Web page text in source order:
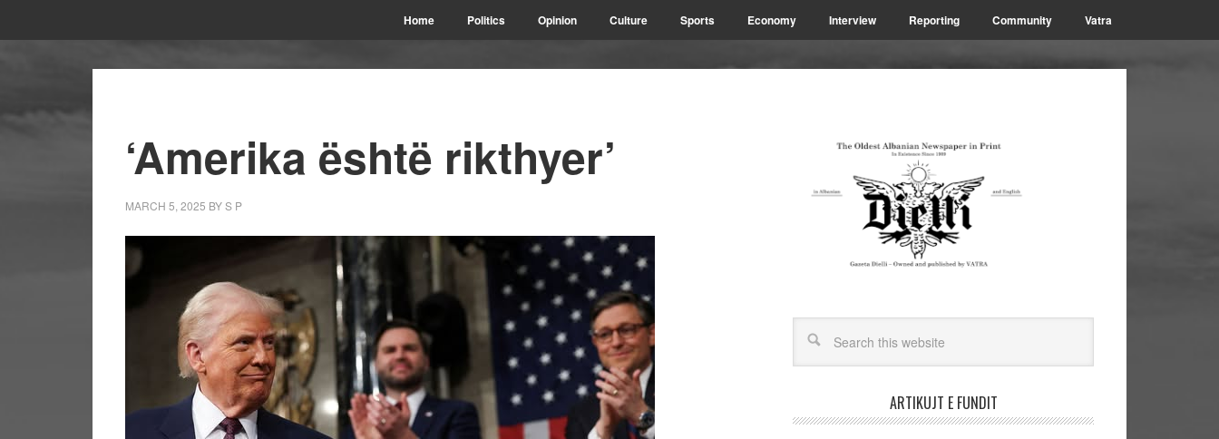
Home Politics Opinion Culture Sports Economy Interview Reporting Community Vatra
‘Amerika është rikthyer’
MARCH 5, 2025 BYS P
ARTIKUJT E FUNDIT